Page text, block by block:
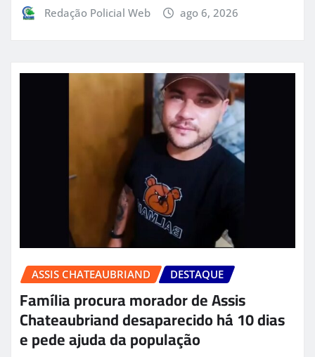
Redação Policial Web ago 6, 2026
ASSIS CHATEAUBRIAND DESTAQUE
Família procura morador de Assis
Chateaubriand desaparecido há 10 dias
e pede ajuda da população